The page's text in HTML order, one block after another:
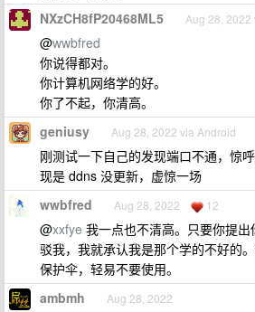
NXzCH8fP20468ML5 Aug 28,
@wwbfred
你说得都对。
你计算机网络学的好。
你了不起，你清高。
geniusy Aug 28, 2022 via Android
刚测试一下自己的发现端口不通，惊
现是 ddns 没更新，虚惊一场
wwbfred Aug 28, 2022 12
@xxfye 我一点也不清高。只要你提
驳我，我就承认我是那个学的不好的
保护伞，轻易不要使用。
ambmh Aug 28, 2022